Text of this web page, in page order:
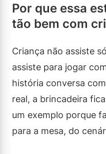
Por que essa
tão bem com
Criança não assiste
assiste para jogar
história conversa
real, a brincadeira
um exemplo porque
para a mesa, do